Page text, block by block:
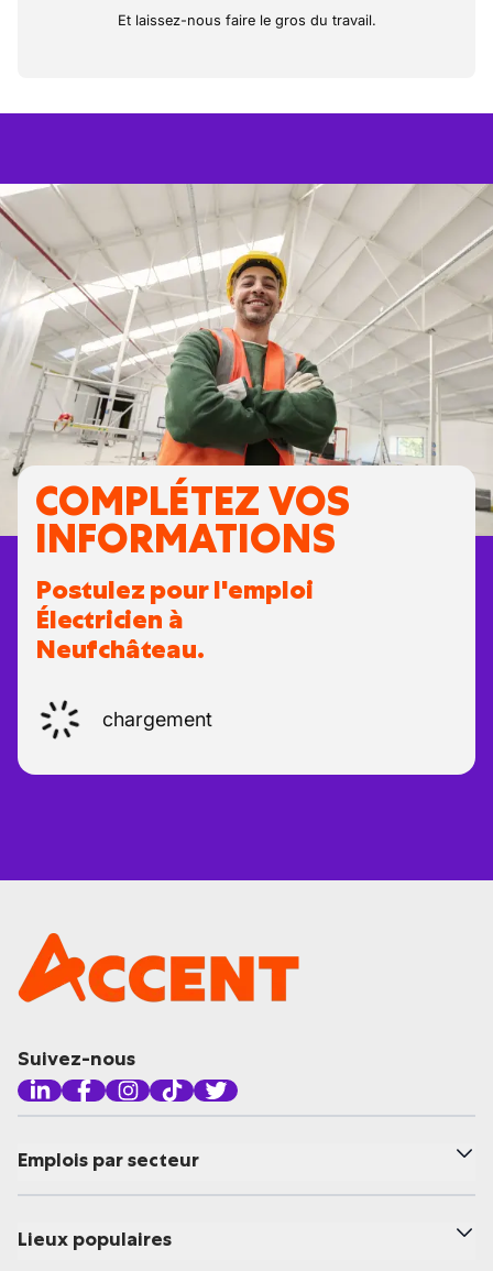
Et laissez-nous faire le gros du travail.
COMPLÉTEZ VOS
INFORMATIONS
Postulez pour l'emploi
Électricien à
Neufchâteau.
chargement
Suivez-nous
Emplois par secteur
Lieux populaires